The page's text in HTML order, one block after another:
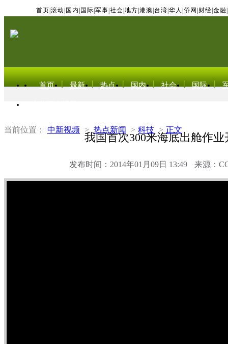
首页 滚动 国内 国际 军事 社会 地方 港澳 台湾 华人 侨网 财经 金融
首页 最新 热点 国内 社会 国际
当前位置： 中新视频 > 热点新闻 > 科技 > 正文
我国首次300米海底出舱作业
发布时间：2014年01月09日 13:49 来源：